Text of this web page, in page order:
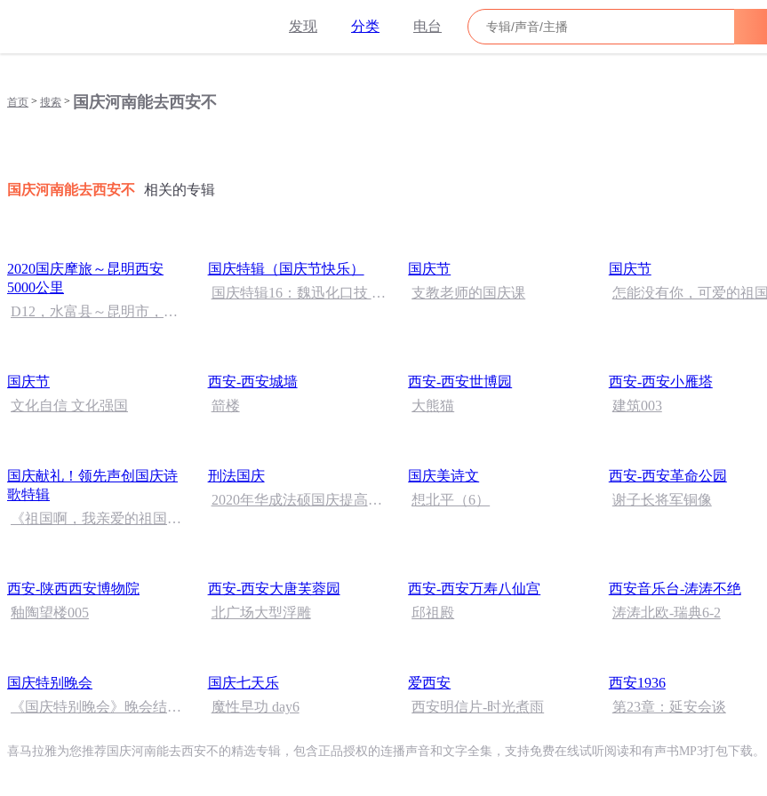
发现 分类 电台
首页 > 搜索 > 国庆河南能去西安不
国庆河南能去西安不 相关的专辑
2020国庆摩旅～昆明西安
5000公里
D12，水富县～昆明市，第
国庆特辑（国庆节快乐）
国庆特辑16：魏迅化口技 二
国庆节
支教老师的国庆课
国庆节
怎能没有你，可爱的祖国
国庆节
文化自信 文化强国
西安-西安城墙
箭楼
西安-西安世博园
大熊猫
西安-西安小雁塔
建筑003
国庆献礼！领先声创国庆诗
歌特辑
《祖国啊，我亲爱的祖国》
刑法国庆
2020年华成法硕国庆提高班
国庆美诗文
想北平（6）
西安-西安革命公园
谢子长将军铜像
西安-陕西西安博物院
釉陶望楼005
西安-西安大唐芙蓉园
北广场大型浮雕
西安-西安万寿八仙宫
邱祖殿
西安音乐台-涛涛不绝
涛涛北欧-瑞典6-2
国庆特别晚会
《国庆特别晚会》晚会结尾
国庆七天乐
魔性早功 day6
爱西安
西安明信片-时光煮雨
西安1936
第23章：延安会谈
喜马拉雅为您推荐国庆河南能去西安不的精选专辑，包含正品授权的连播声音和文字全集，支持免费在线试听阅读和有声书MP3打包下载。